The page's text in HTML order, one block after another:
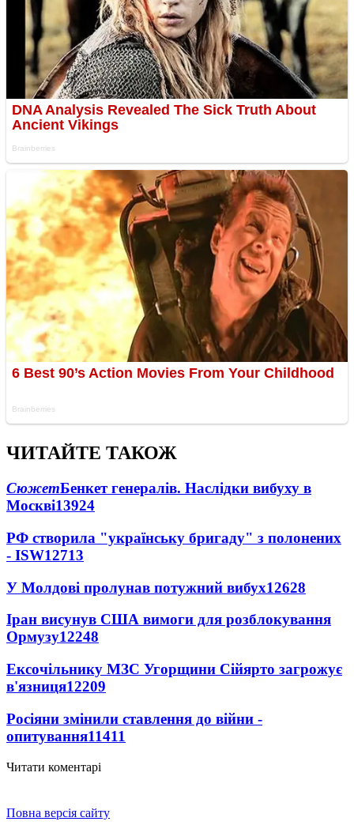
ЧИТАЙТЕ ТАКОЖ
СюжетБенкет генералів. Наслідки вибуху в
Москві13924
РФ створила "українську бригаду" з полонених
- ISW12713
У Молдові пролунав потужний вибух12628
Іран висунув США вимоги для розблокування
Ормузу12248
Ексочільнику МЗС Угорщини Сійярто загрожує
в'язниця12209
Росіяни змінили ставлення до війни -
опитування11411
Читати коментарі
Повна версія сайту